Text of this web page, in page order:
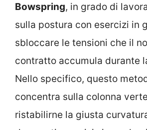
Bowspring, in grado di
sulla postura con esercizi in
sbloccare le tensioni che il
contratto accumula durante
Nello specifico, questo
concentra sulla colonna
ristabilirne la giusta